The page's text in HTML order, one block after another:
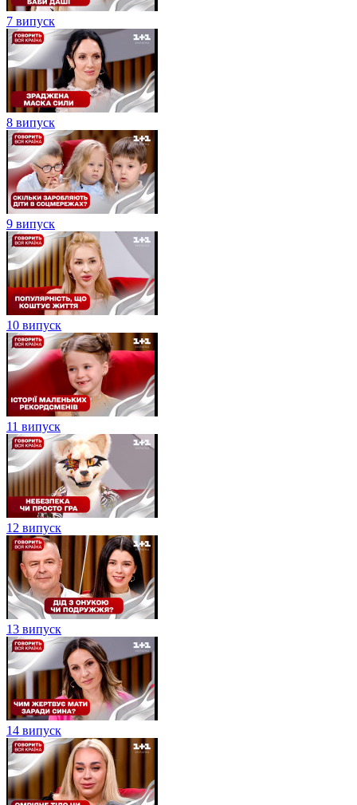
7 випуск
8 випуск
9 випуск
10 випуск
11 випуск
12 випуск
13 випуск
14 випуск